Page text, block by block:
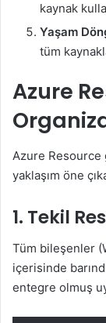
kaynak
Yaşam
tüm
Azure
Azure Resource
yaklaşım öne
1. Tekil
Tüm bileşenler
içerisinde
entegre olmuş